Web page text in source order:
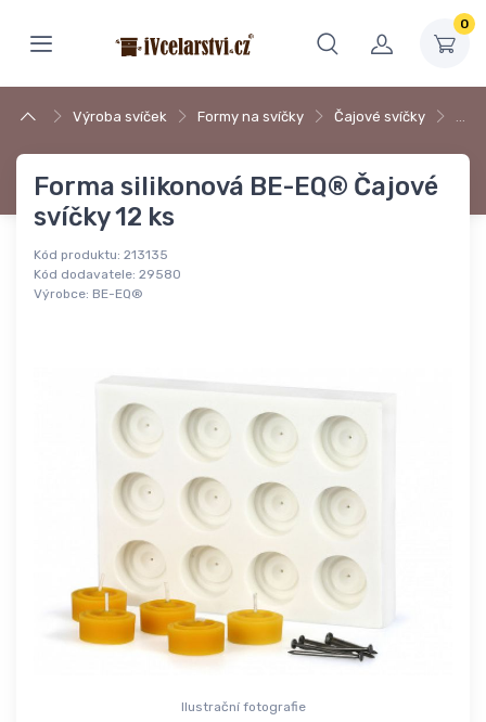
0
Výroba svíček Formy na svíčky Čajové svíčky …
Forma silikonová BE-EQ® Čajové
svíčky 12 ks
Kód produktu: 213135
Kód dodavatele: 29580
Výrobce: BE-EQ®
Ilustrační fotografie